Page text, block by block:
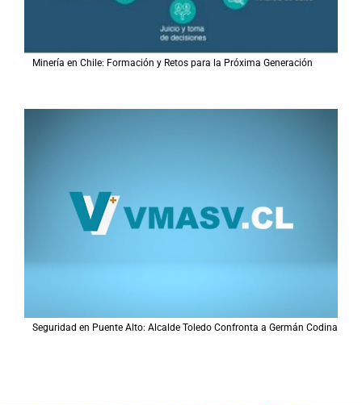
Minería en Chile: Formación y Retos para la Próxima Generación
Seguridad en Puente Alto: Alcalde Toledo Confronta a Germán Codina